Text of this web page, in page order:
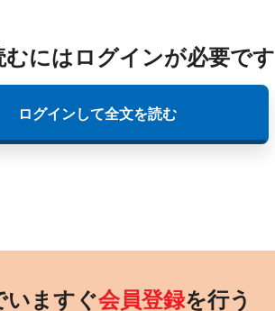
むにはログインが必要です
ログインして全文を読む
いますぐ会員登録を行う